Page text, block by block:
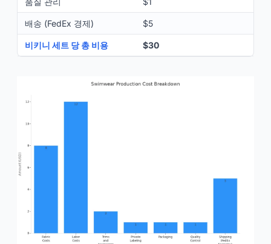
배송 (FedEx 경제) $5
비키니 세트 당 총 비용 $30